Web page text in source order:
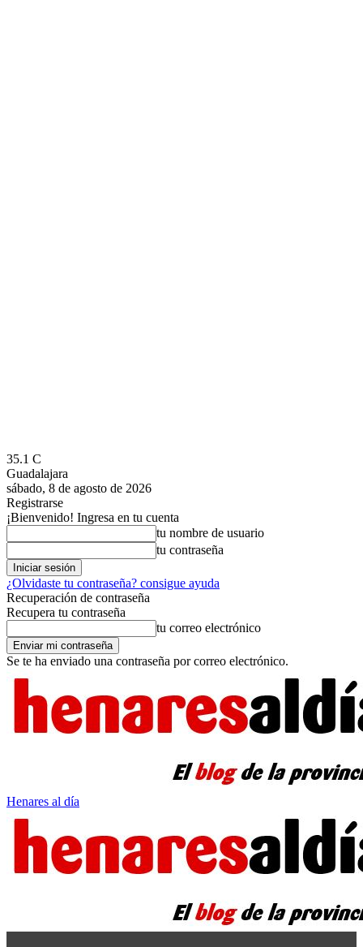
35.1 C
Guadalajara
sábado, 8 de agosto de 2026
Registrarse
¡Bienvenido! Ingresa en tu cuenta
tu nombre de usuario
tu contraseña
¿Olvidaste tu contraseña? consigue ayuda
Recuperación de contraseña
Recupera tu contraseña
tu correo electrónico
Se te ha enviado una contraseña por correo electrónico.
Henares al día